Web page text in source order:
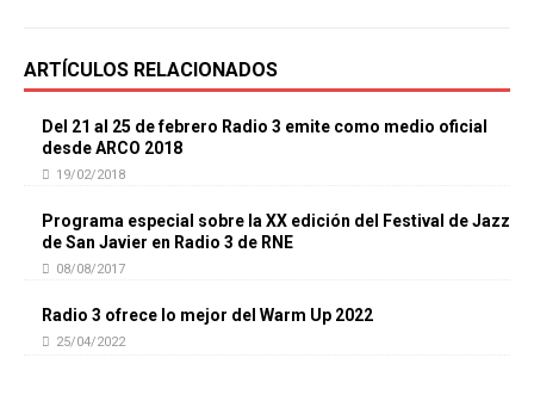
ARTÍCULOS RELACIONADOS
Del 21 al 25 de febrero Radio 3 emite como medio oficial
desde ARCO 2018
19/02/2018
Programa especial sobre la XX edición del Festival de Jazz
de San Javier en Radio 3 de RNE
08/08/2017
Radio 3 ofrece lo mejor del Warm Up 2022
25/04/2022